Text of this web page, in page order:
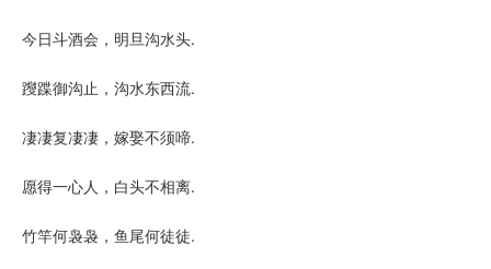
今日斗酒会，明旦沟水头.
躞蹀御沟止，沟水东西流.
凄凄复凄凄，嫁娶不须啼.
愿得一心人，白头不相离.
竹竿何袅袅，鱼尾何徒徒.